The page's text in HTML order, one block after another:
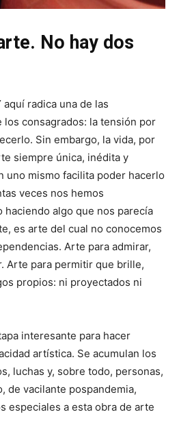
No hay dos
radica una de las
consagrados: la tensión por
Sin embargo, la vida, por
siempre única, inédita y
uno mismo facilita poder hacerlo
veces nos hemos
algo que nos parecía
es arte del cual no conocemos
Arte para admirar,
Arte para permitir que brille,
propios: ni proyectados ni
interesante para hacer
artística. Se acumulan los
luchas y, sobre todo, personas,
de vacilante pospandemia,
especiales a esta obra de arte